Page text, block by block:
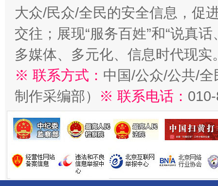
大众/民众/全民的安全信息，促
交往；展现“服务百姓”和“说真
多媒体、多元化、信息时代现实
※ 联系方式： 中国/公众/公共/
制作采编部）
※ 联系电话：